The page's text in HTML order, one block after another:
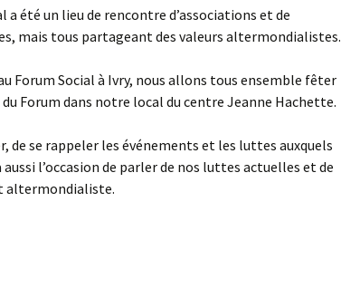
a été un lieu de rencontre d’associations et de
mais tous partageant des valeurs altermondialistes.
Forum Social à Ivry, nous allons tous ensemble fêter
Forum dans notre local du centre Jeanne Hachette.
de se rappeler les événements et les luttes auxquels
l’occasion de parler de nos luttes actuelles et de
altermondialiste.